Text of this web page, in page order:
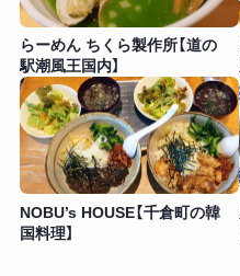
らーめん ちくら製作所【道の
駅潮風王国内】
NOBU’s HOUSE【千倉町の韓
国料理】